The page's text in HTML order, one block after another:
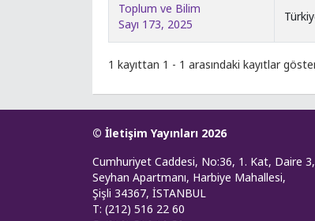
Toplum ve Bilim
Sayı 173, 2025
1 kayıttan 1 - 1 arasındaki kayıtlar
© İletişim Yayınları 2026
Cumhuriyet Caddesi, No:36, 1. Kat, Daire 3,
Seyhan Apartmanı, Harbiye Mahallesi,
Şişli 34367, İSTANBUL
T: (212) 516 22 60